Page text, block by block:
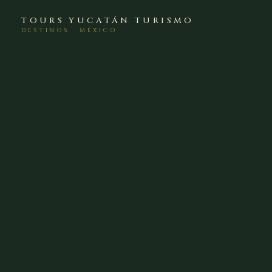
TOURS YUCATÁN TURISMO
DESTINOS · MÉXICO